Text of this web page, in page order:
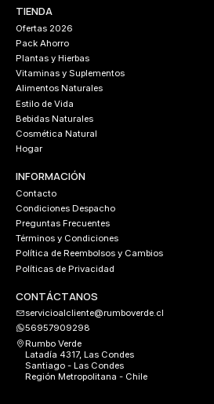
TIENDA
Ofertas 2026
Pack Ahorro
Plantas y Hierbas
Vitaminas y Suplementos
Alimentos Naturales
Estilo de Vida
Bebidas Naturales
Cosmética Natural
Hogar
INFORMACIÓN
Contacto
Condiciones Despacho
Preguntas Frecuentes
Términos y Condiciones
Política de Reembolsos y Cambios
Políticas de Privacidad
CONTÁCTANOS
servicioalcliente@rumboverde.cl
56957909298
Rumbo Verde
Latadía 4317, Las Condes
Santiago - Las Condes
Región Metropolitana - Chile